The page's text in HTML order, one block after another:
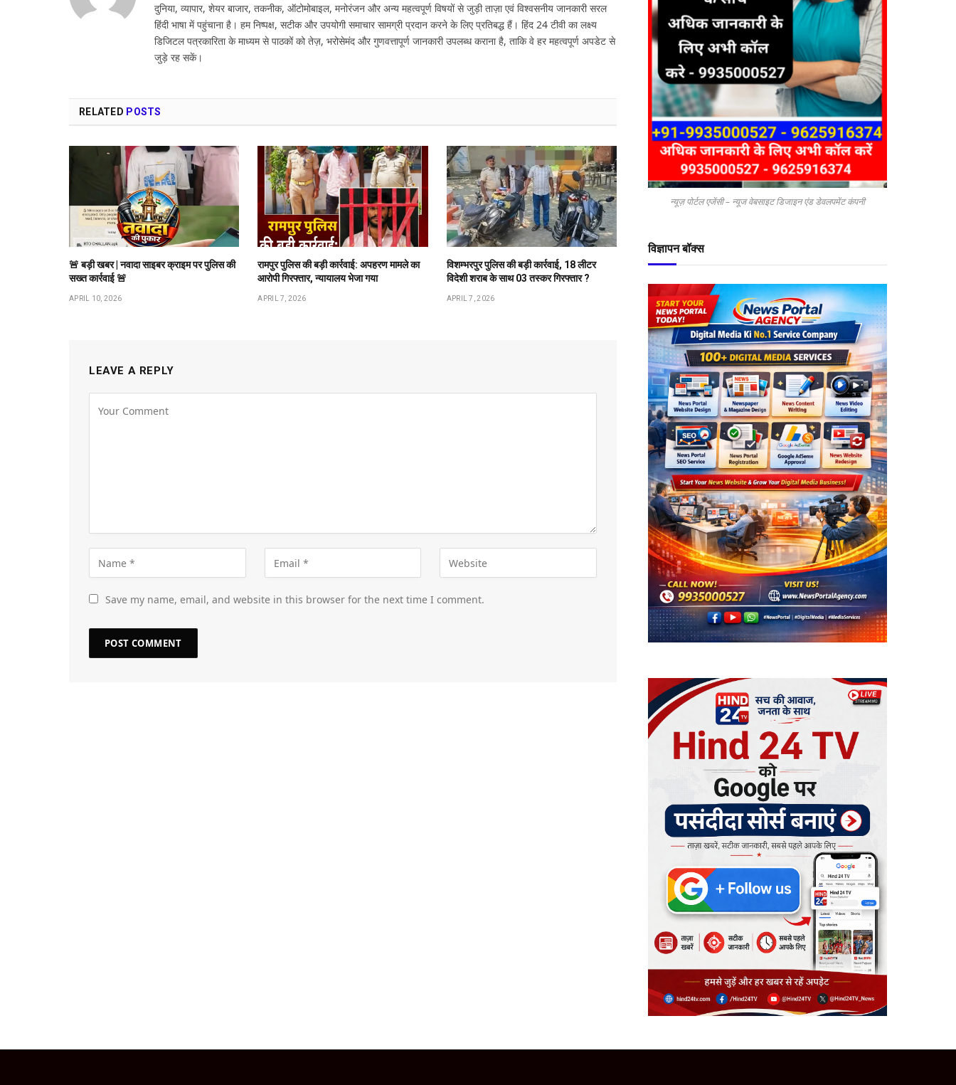
दुनिया, व्यापार, शेयर बाजार, तकनीक, ऑटोमोबाइल, मनोरंजन और अन्य महत्वपूर्ण विषयों से जुड़ी ताज़ा एवं विश्वसनीय जानकारी सरल
हिंदी भाषा में पहुंचाना है। हम निष्पक्ष, सटीक और उपयोगी समाचार सामग्री प्रदान करने के लिए प्रतिबद्ध हैं। हिंद 24 टीवी का लक्ष्य
डिजिटल पत्रकारिता के माध्यम से पाठकों को तेज़, भरोसेमंद और गुणवत्तापूर्ण जानकारी उपलब्ध कराना है, ताकि वे हर महत्वपूर्ण अपडेट से
जुड़े रह सकें।
RELATED POSTS
🚨 बड़ी खबर | नवादा साइबर क्राइम पर पुलिस की
सख्त कार्रवाई 🚨
APRIL 10, 2026
रामपुर पुलिस की बड़ी कार्रवाई: अपहरण मामले का
आरोपी गिरफ्तार, न्यायालय भेजा गया
APRIL 7, 2026
विशम्भरपुर पुलिस की बड़ी कार्रवाई, 18 लीटर
विदेशी शराब के साथ 03 तस्कर गिरफ्तार ?
APRIL 7, 2026
LEAVE A REPLY
Save my name, email, and website in this browser for the next time I comment.
न्यूज़ पोर्टल एजेंसी – न्यूज वेबसाइट डिजाइन एंड डेवलपमेंट कंपनी
विज्ञापन बॉक्स